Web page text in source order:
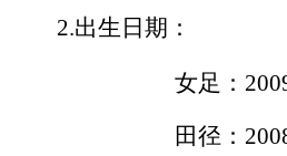
2.出生日期：
女足： 20
田径 ：